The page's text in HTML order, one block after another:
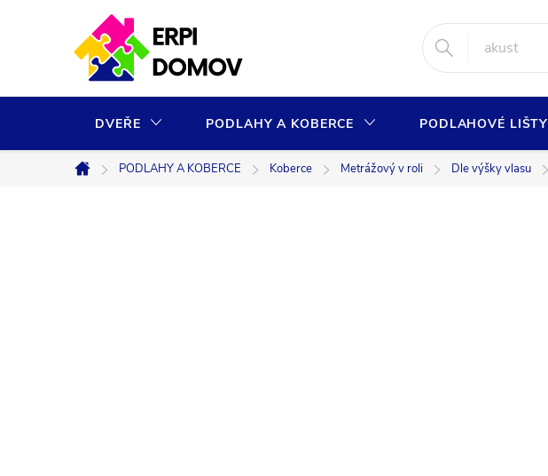
DVEŘE PODLAHY A KOBERCE PODLAHOVÉ LIŠTY
Domů
PODLAHY A KOBERCE Koberce Metrážový v roli Dle výšky vlasu